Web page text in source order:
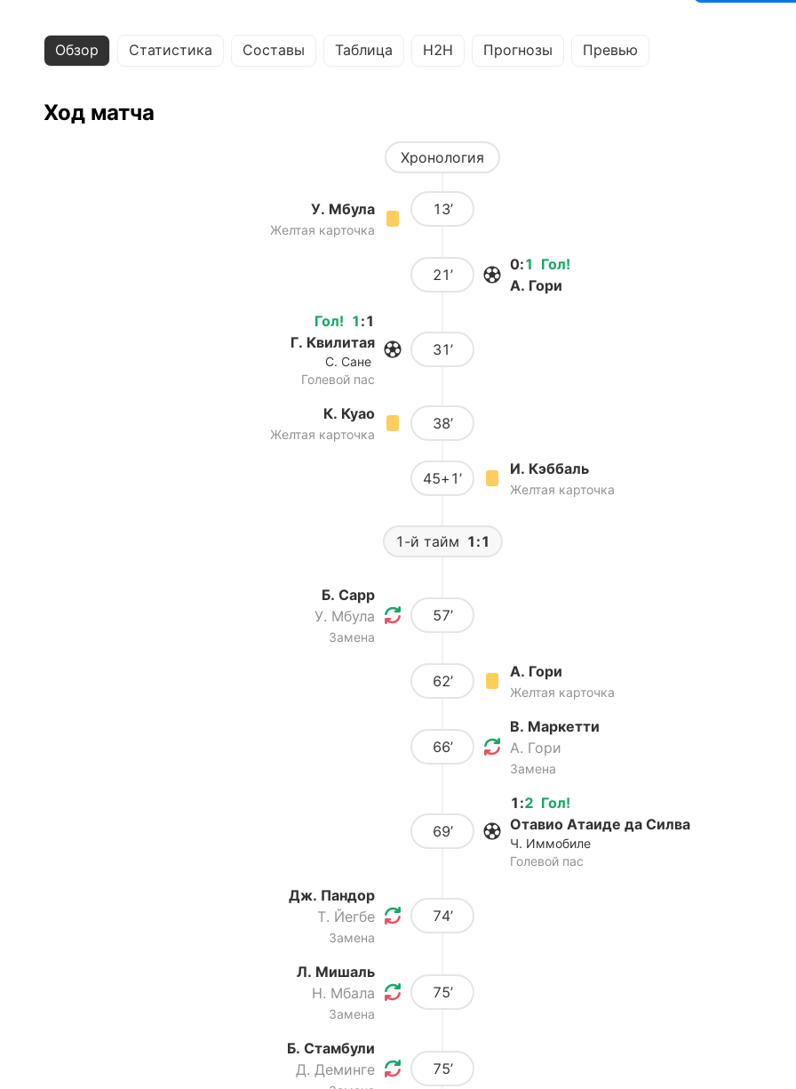
Обзор Статистика Составы Таблица H2H Прогнозы Превью
Ход матча
Хронология
У. Мбула
Желтая карточка
13’
21’
Гол!
0:1
А. Гори
Гол! 1 :1
Г. Квилитая
С. Сане
Голевой пас
31’
К. Куао
Желтая карточка
38’
45+1’
И. Кэббаль
Желтая карточка
1-й тайм 1:1
Б. Сарр
У. Мбула
Замена
57’
62’
А. Гори
Желтая карточка
66’
В. Маркетти
А. Гори
Замена
69’
Гол!
1 :2
Отавио Атаиде да Силва
Ч. Иммобиле
Голевой пас
Дж. Пандор
Т. Йегбе
Замена
74’
Л. Мишаль
Н. Мбала
Замена
75’
Б. Стамбули
Д. Деминге
75’